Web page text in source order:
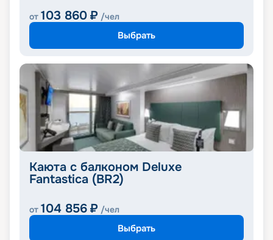
от 103 860 ₽ /чел
Выбрать
Каюта с балконом Deluxe
Fantastica (BR2)
от 104 856 ₽ /чел
Выбрать